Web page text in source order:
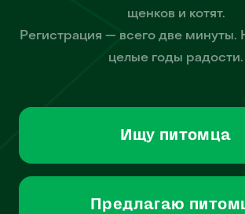
щенков и котят.
Регистрация — всего две минуты.
целые годы радости.
Ищу питомца
Предлагаю